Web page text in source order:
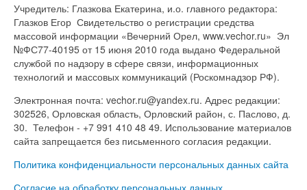
Учредитель: Глазкова Екатерина, и.о. главного редактора:
Глазков Егор Свидетельство о регистрации средства
массовой информации «Вечерний Орел, www.vechor.ru» Эл
№ФС77-40195 от 15 июня 2010 года выдано Федеральной
службой по надзору в сфере связи, информационных
технологий и массовых коммуникаций (Роскомнадзор РФ).
Электронная почта: vechor.ru@yandex.ru. Адрес редакции:
302526, Орловская область, Орловский район, с. Паслово, д.
30. Телефон - +7 991 410 48 49. Использование материалов
сайта запрещается без письменного согласия редакции.
Политика конфиденциальности персональных данных сайта
Согласие на обработку персональных данных